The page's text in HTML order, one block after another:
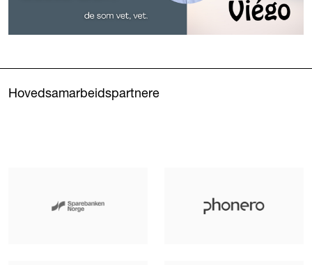
Hovedsamarbeidspartnere